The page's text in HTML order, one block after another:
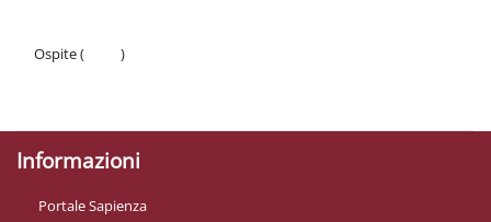
Ospite (
)
Informazioni
Portale Sapienza